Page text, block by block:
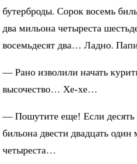
бутерброды. Сорок восемь
два мильона четыреста
восемьдесят два… Ладно.
— Рано изволили начать
высочество… Хе-хе…
— Пошутите еще! Если
бильона двести двадцать
четыреста…